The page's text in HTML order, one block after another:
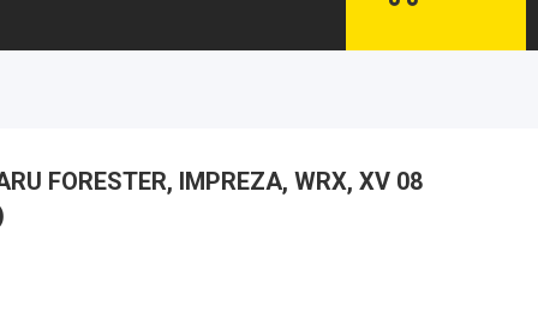
FORESTER, IMPREZA, WRX, XV 08